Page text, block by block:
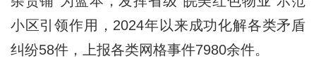
小区引领作用，2024年以来成功化解各类矛盾
纠纷58件，上报各类网格事件7980余件。